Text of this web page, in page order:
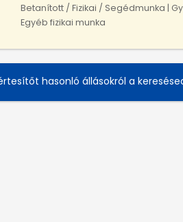
Betanított / Fizikai / Segédmunka |
Egyéb fizikai munka
hasonló állásokról a